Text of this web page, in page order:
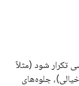
تکرار شود (مثلاً
جلوه‌های